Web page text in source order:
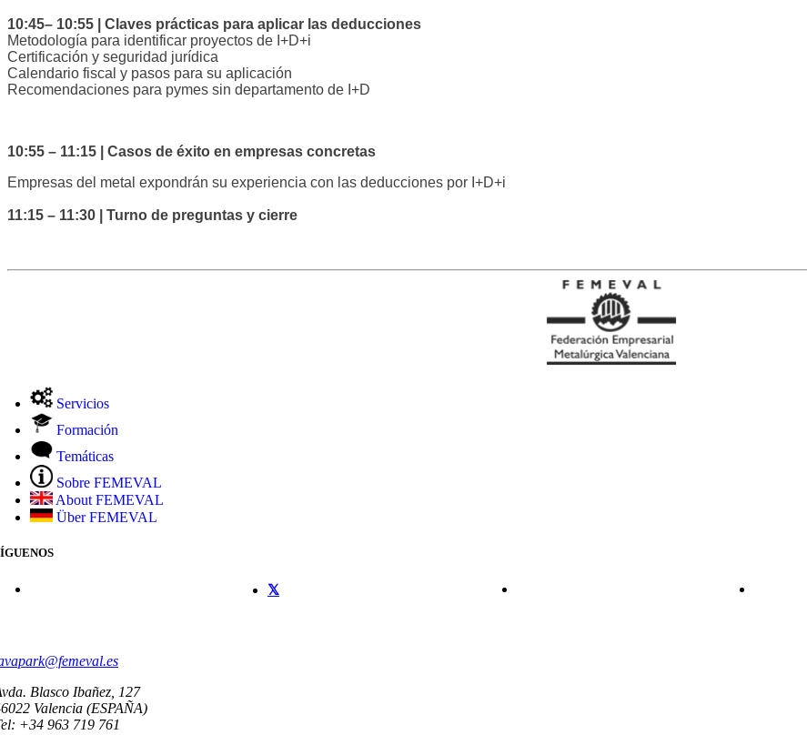
10:45– 10:55 | Claves prácticas para aplicar las deducciones
Metodología para identificar proyectos de I+D+i
Certificación y seguridad jurídica
Calendario fiscal y pasos para su aplicación
Recomendaciones para pymes sin departamento de I+D
10:55 – 11:15 | Casos de éxito en empresas concretas
Empresas del metal expondrán su experiencia con las deducciones por I+D+i
11:15 – 11:30 | Turno de preguntas y cierre
Servicios
Formación
Temáticas
Sobre FEMEVAL
About FEMEVAL
Über FEMEVAL
Blasco Ibañez, 127
Valencia (ESPAÑA)
+34 963 719 761